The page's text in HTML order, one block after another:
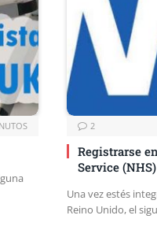
2
Registrarse
Service (NHS)
Una vez estés
Reino Unido, el